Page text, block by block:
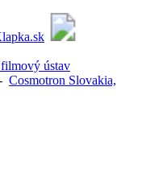
ústav
Cosmotron Slovakia,